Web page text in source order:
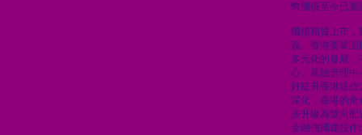
幣國債至今已
國債期貨上市
義。香港要鞏固
多元化的發展
心、風險管理中
好提升香港這些
深化，香港的角
步升級為雙向配
金融強國建設作